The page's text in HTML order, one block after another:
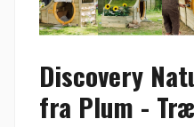
Discovery
fra Plum -